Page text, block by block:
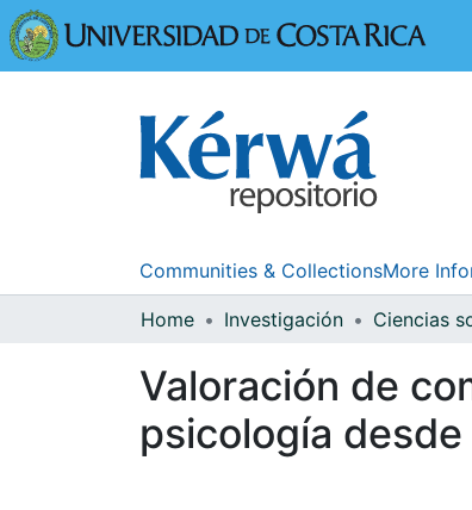
Communities & CollectionsMore
Home Investigación Ciencias
Valoración de
psicología